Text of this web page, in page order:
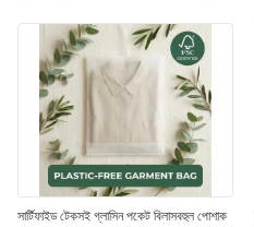
সার্টিফাইড টেকসই গ্লাসিন পকেট বিলাসবহুল পোশাক